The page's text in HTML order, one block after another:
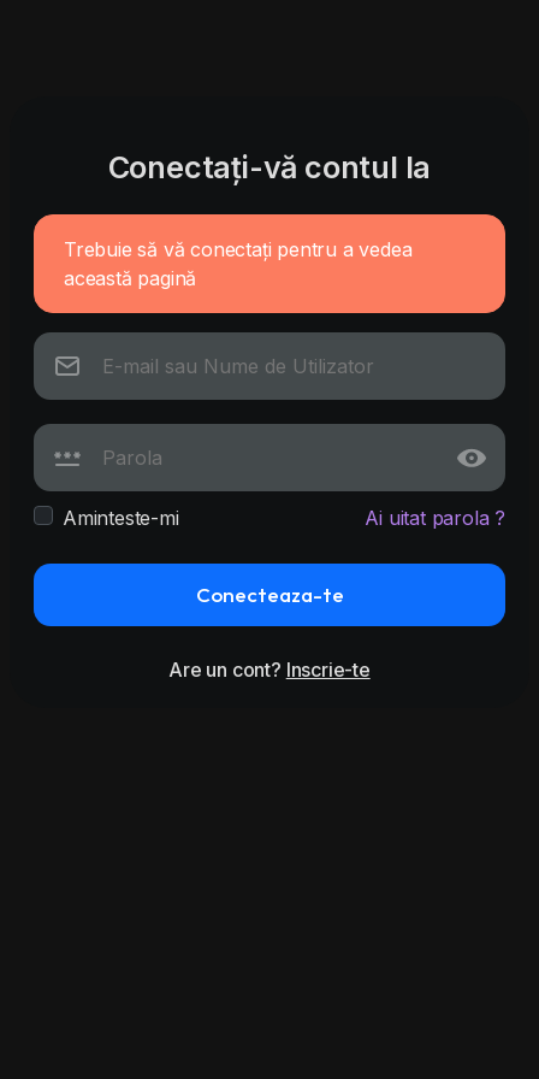
Conectați-vă contul la
Trebuie să vă conectați pentru a vedea
această pagină
Aminteste-mi Ai uitat parola ?
Conecteaza-te
Are un cont? Inscrie-te